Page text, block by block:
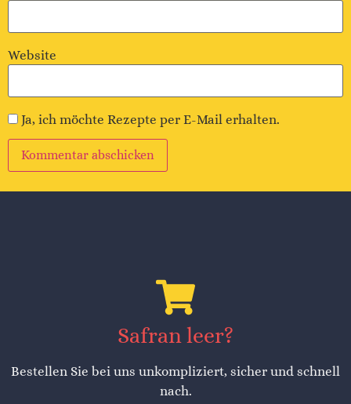
Website
Ja, ich möchte Rezepte per E-Mail erhalten.
Alternative:
Safran leer?
Bestellen Sie bei uns unkompliziert, sicher und schnell
nach.